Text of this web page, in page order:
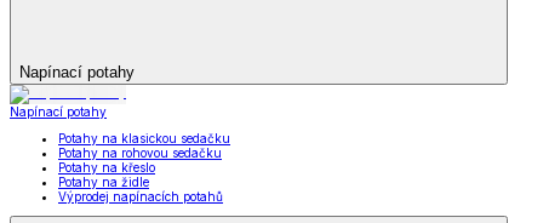
Napínací potahy
Napínací potahy
Potahy na klasickou sedačku
Potahy na rohovou sedačku
Potahy na křeslo
Potahy na židle
Výprodej napínacích potahů